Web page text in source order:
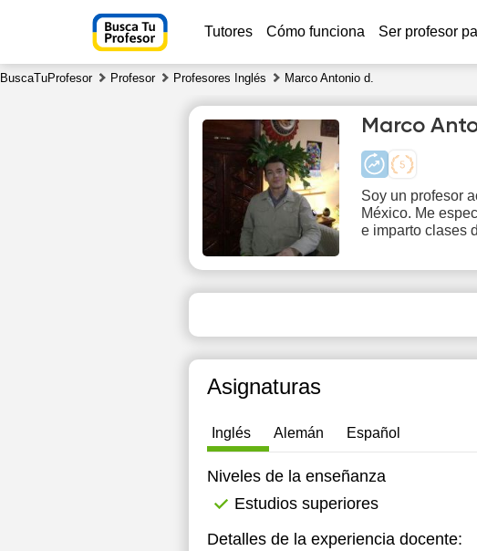
Tutores Cómo funciona Ser profesor
BuscaTuProfesor Profesor Profesores Inglés Marco Antonio d.
Marco
Soy un profesor
México. Me
e imparto clases
Asignaturas
Inglés Alemán Español
Niveles de la enseñanza
Estudios superiores
Detalles de la experiencia docente:
Su
9
Mo